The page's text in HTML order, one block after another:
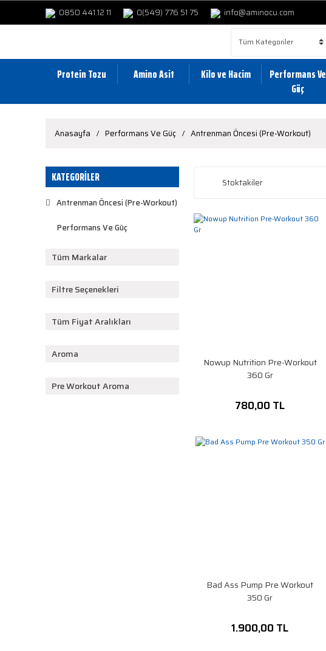
0850 441 12 11 0(549) 776 51 75 info@aminocu.com
Protein Tozu Amino Asit Kilo ve Hacim
Performans Ve
Güç
Anasayfa Performans Ve Güç Antrenman Öncesi (Pre-Workout)
KATEGORİLER
Antrenman Öncesi (Pre-Workout)
Performans Ve Güç
Tüm Markalar
Filtre Seçenekleri
Tüm Fiyat Aralıkları
Aroma
Pre Workout Aroma
Stoktakiler
Nowup Nutrition Pre-Workout
360 Gr
780,00 TL
Bad Ass Pump Pre Workout
350 Gr
1.900,00 TL